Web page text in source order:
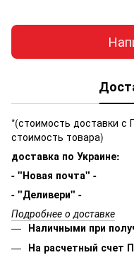
*(стоимость доставки с
стоимость товара)
доставка по Украине:
- "Новая почта" -
- "Деливери" -
Подробнее о доставке
Наличными при
На расчетный счет